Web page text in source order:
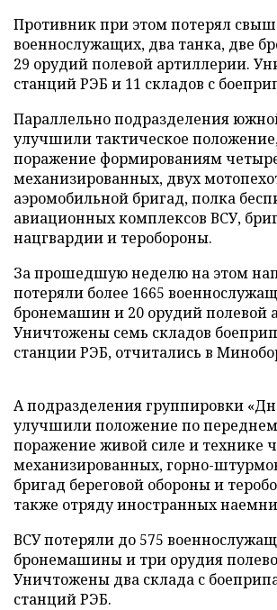
Противник при этом потерял
военнослужащих, два танка, две
29 орудий полевой артиллерии.
станций РЭБ и 11 складов с
Параллельно подразделения
улучшили тактическое
поражение формированиям
механизированных, двух
аэромобильной бригад, полка
авиационных комплексов ВСУ,
нацгвардии и теробороны.
За прошедшую неделю на этом
потеряли более 1665
бронемашин и 20 орудий полевой
Уничтожены семь складов
станции РЭБ, отчитались в
А подразделения группировки
улучшили положение по
поражение живой силе и технике
механизированных, горно-
бригад береговой обороны и
также отряду иностранных
ВСУ потеряли до 575
бронемашины и три орудия
Уничтожены два склада с
станций РЭБ.